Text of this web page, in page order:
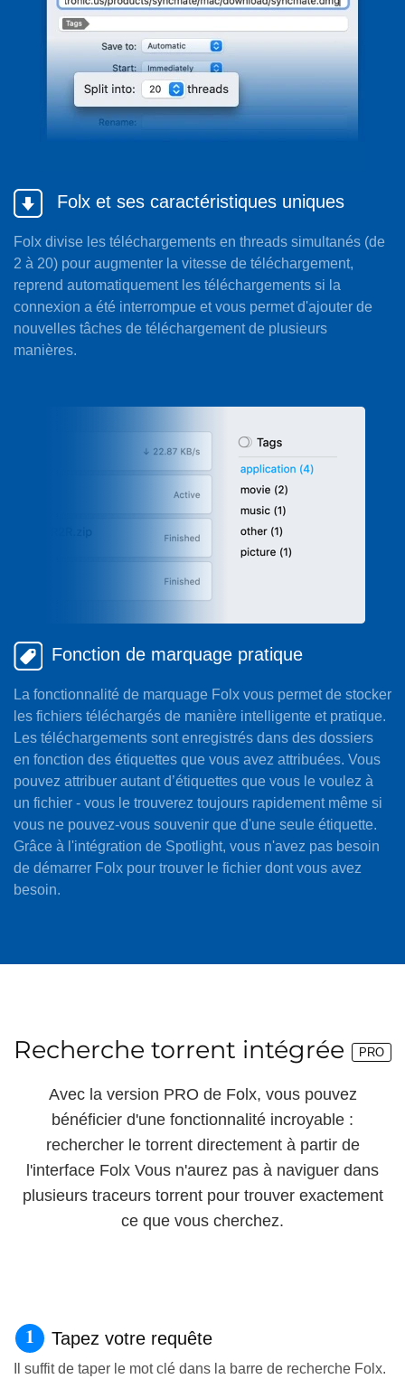
Folx et ses caractéristiques uniques
Folx divise les téléchargements en threads simultanés (de
2 à 20) pour augmenter la vitesse de téléchargement,
reprend automatiquement les téléchargements si la
connexion a été interrompue et vous permet d'ajouter de
nouvelles tâches de téléchargement de plusieurs
manières.
Fonction de marquage pratique
La fonctionnalité de marquage Folx vous permet de stocker
les fichiers téléchargés de manière intelligente et pratique.
Les téléchargements sont enregistrés dans des dossiers
en fonction des étiquettes que vous avez attribuées. Vous
pouvez attribuer autant d’étiquettes que vous le voulez à
un fichier - vous le trouverez toujours rapidement même si
vous ne pouvez-vous souvenir que d'une seule étiquette.
Grâce à l'intégration de Spotlight, vous n'avez pas besoin
de démarrer Folx pour trouver le fichier dont vous avez
besoin.
Recherche torrent intégrée PRO
Avec la version PRO de Folx, vous pouvez
bénéficier d'une fonctionnalité incroyable :
rechercher le torrent directement à partir de
l'interface Folx Vous n'aurez pas à naviguer dans
plusieurs traceurs torrent pour trouver exactement
ce que vous cherchez.
Tapez votre requête
Il suffit de taper le mot clé dans la barre de recherche Folx.